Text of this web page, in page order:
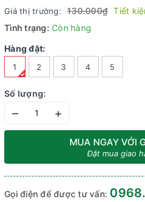
Giá thị trường: 130.000₫ Tiết
Tình trạng: Còn hàng
Hàng đặt:
1 2 3 4 5
Số lượng:
– +
MUA NGAY VỚI
Đặt mua giao
Gọi điện để được tư vấn: